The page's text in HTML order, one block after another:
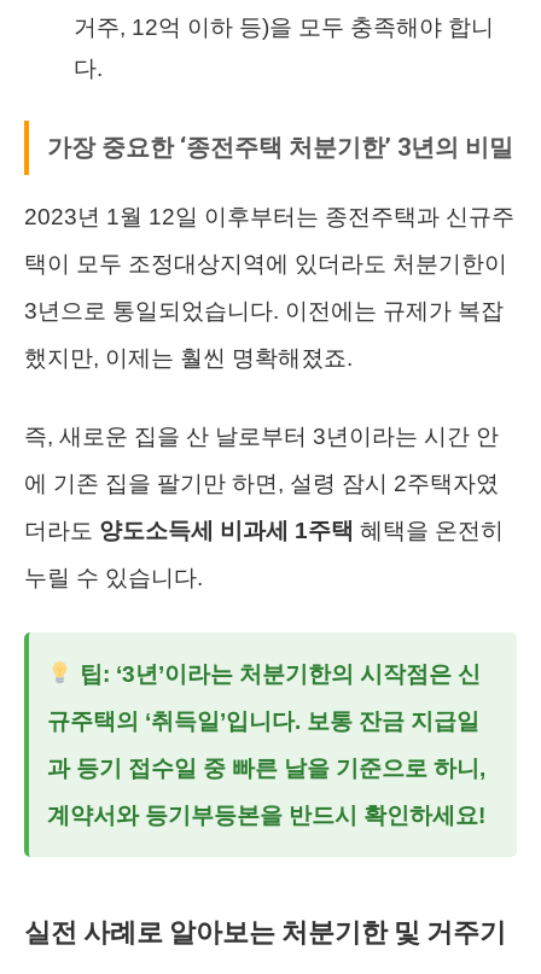
거주, 12억 이하 등)을 모두 충족해야 합니
다.
가장 중요한 ‘종전주택 처분기한’ 3년의 비밀
2023년 1월 12일 이후부터는 종전주택과 신규주
택이 모두 조정대상지역에 있더라도 처분기한이
3년으로 통일되었습니다. 이전에는 규제가 복잡
했지만, 이제는 훨씬 명확해졌죠.
즉, 새로운 집을 산 날로부터 3년이라는 시간 안
에 기존 집을 팔기만 하면, 설령 잠시 2주택자였
더라도 양도소득세 비과세 1주택 혜택을 온전히
누릴 수 있습니다.
팁: ‘3년’이라는 처분기한의 시작점은 신
규주택의 ‘취득일’입니다. 보통 잔금 지급일
과 등기 접수일 중 빠른 날을 기준으로 하니,
계약서와 등기부등본을 반드시 확인하세요!
실전 사례로 알아보는 처분기한 및 거주기